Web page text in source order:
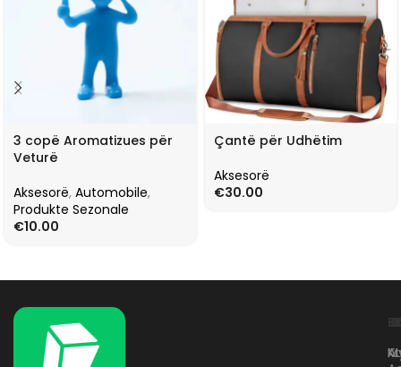
3 copë Aromatizues për
Veturë
Aksesorë, Automobile,
Produkte Sezonale
€10.00
Çantë për Udhëtim
Aksesorë
€30.00